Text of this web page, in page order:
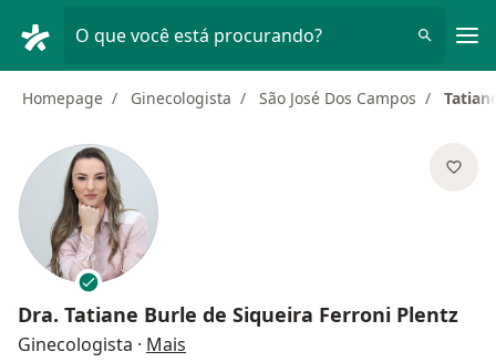
O que você está procurando?
Homepage Ginecologista São José Dos Campos
Dra. Tatiane Burle de Siqueira Ferroni Plentz
Ginecologista · Mais